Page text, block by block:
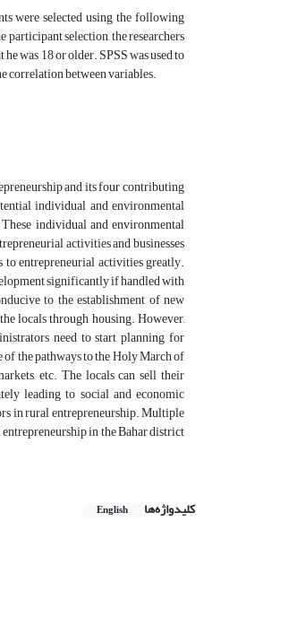
were selected using the following
participant selection, the researchers
was 18 or older. SPSS was used to
correlation between variables.
and its four contributing
individual and environmental
individual and environmental
activities and businesses
to entrepreneurial activities greatly.
significantly if handled with
to the establishment of new
locals through housing. However,
need to start planning for
the pathways to the Holy March of
etc. The locals can sell their
leading to social and economic
in rural entrepreneurship. Multiple
in the Bahar district
کلیدواژه‌ها English